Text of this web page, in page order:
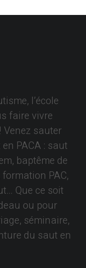
l’école
faire vivre
Venez sauter
PACA : saut
baptême de
PAC,
Que ce soit
ou pour
séminaire,
du saut en